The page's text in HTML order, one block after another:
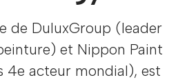
de DuluxGroup (leader
et Nippon Paint
4e acteur mondial), est